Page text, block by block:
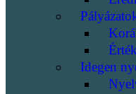
Idegen